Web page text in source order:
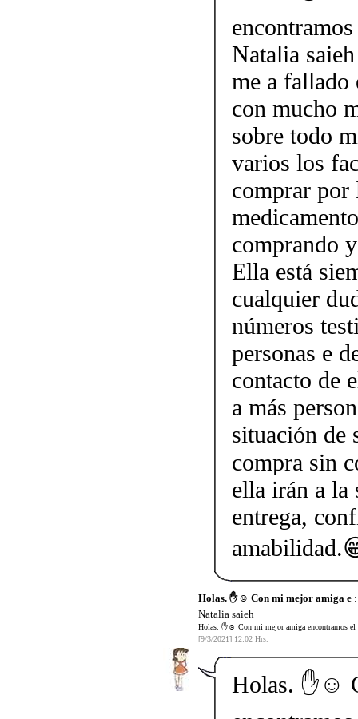
Natalia
me a fallado
con mucho
sobre todo
varios los
comprar por
comprando
Ella está
cualquier
números
personas e
contacto de
a más
situación de
compra sin
ella irán a la
entrega,
Holas. ✋☺️ Con mi mejor amiga e
Natalia saieh
Holas. ✋☺️ Con mi mejor amiga encontramos el
[9/3/2021] 12:02 Hrs.
Holas. ✋☺️